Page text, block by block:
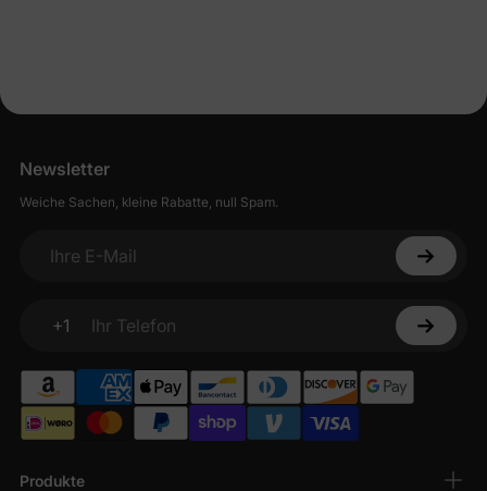
Produkte
Newsletter
Weiche Sachen, kleine Rabatte, null Spam.
Ihre E-Mail
+1
Ihr Telefon